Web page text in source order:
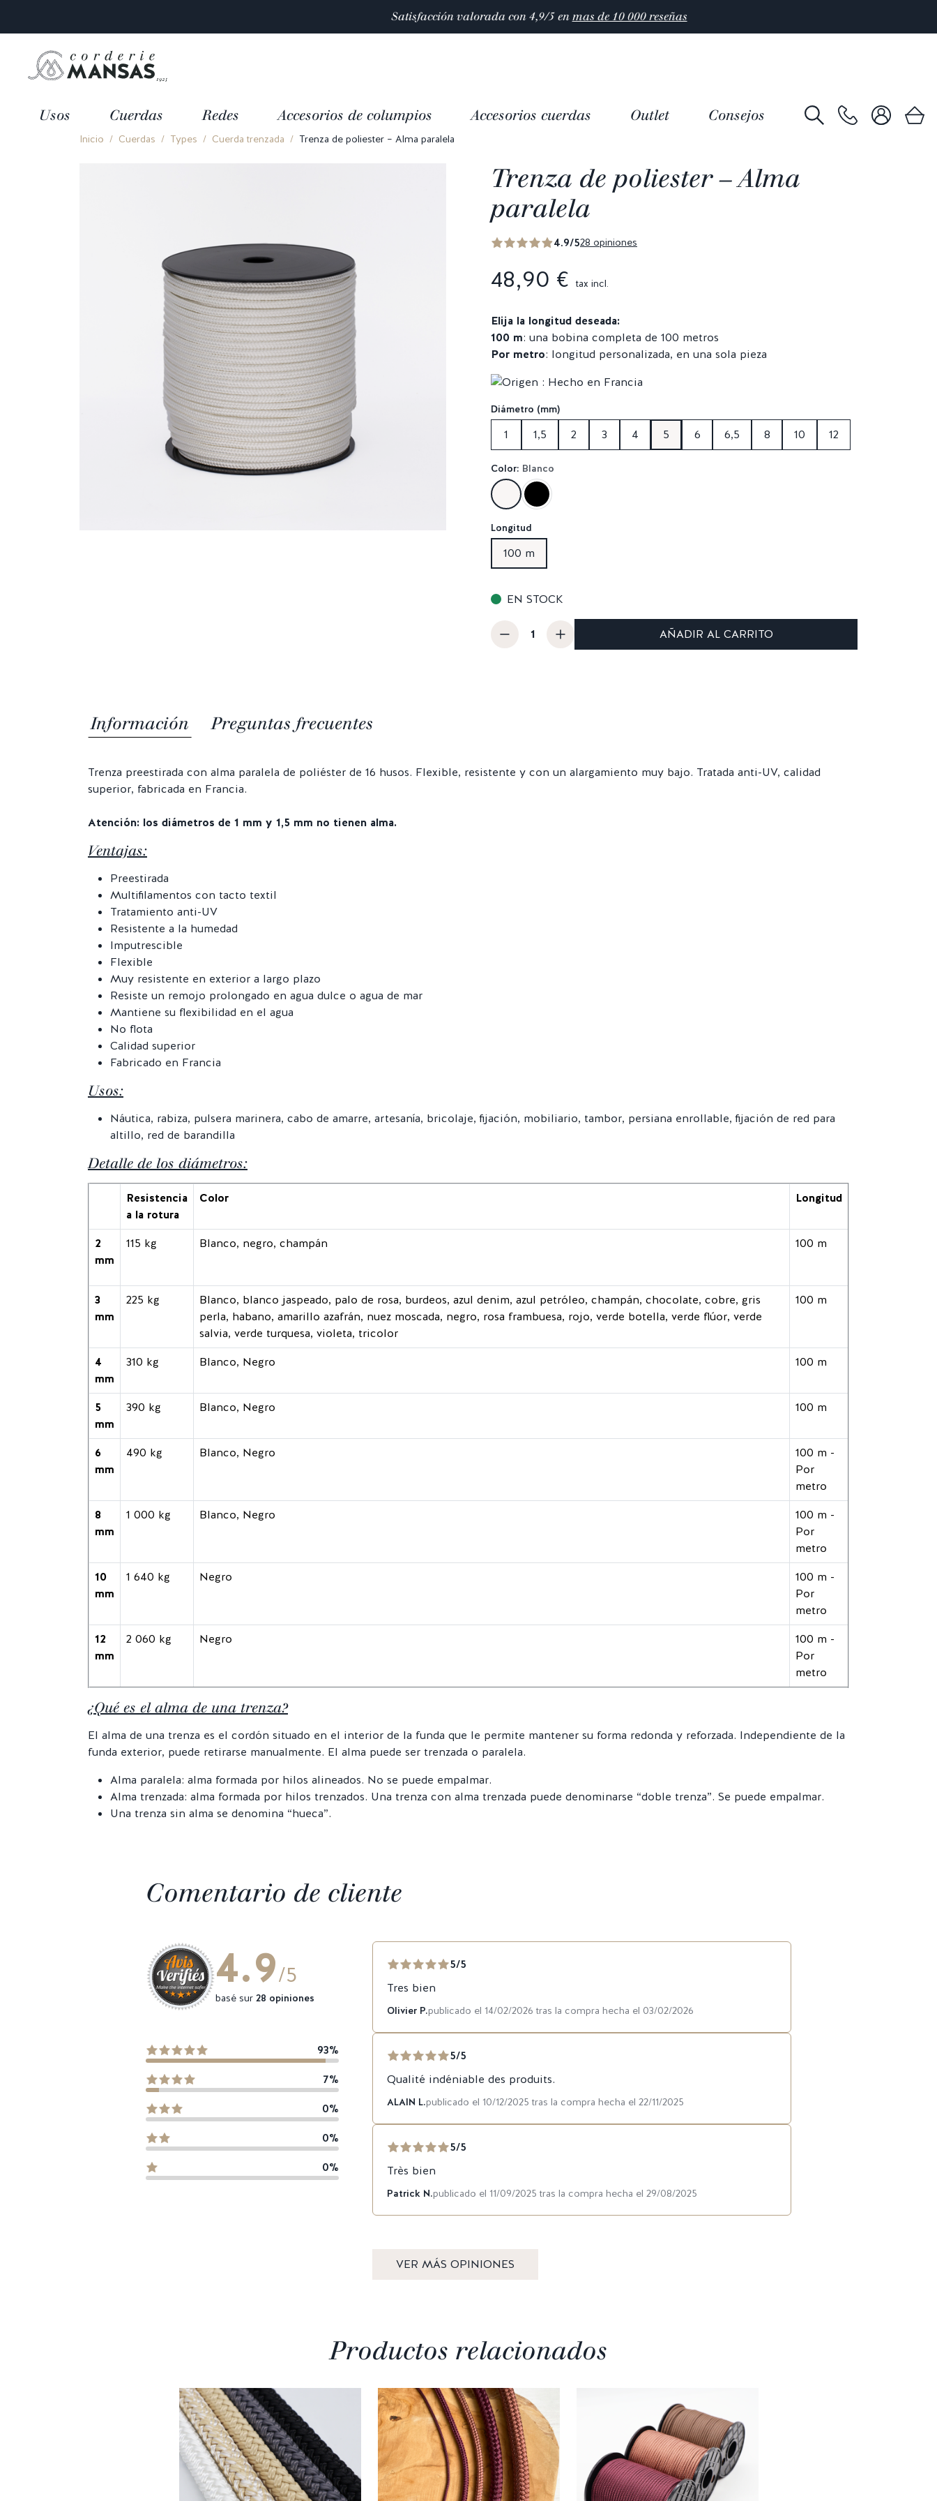
Satisfacción valorada con 4,9/5 enmas de 10 000 reseñas
Usos Cuerdas Redes Accesorios de columpios Accesorios cuerdas Outlet Consejos
Inicio Cuerdas Types Cuerda trenzada Trenza de poliester – Alma paralela
Trenza de poliester – Alma
paralela
4.9/528 opiniones
48,90 € tax incl.
Elija la longitud deseada:
100 m: una bobina completa de 100 metros
Por metro: longitud personalizada, en una sola pieza
Diámetro (mm)
1 1,5 2 3 4 5 6 6,5 8 10 12
Color: Blanco
Longitud
100 m
EN STOCK
AÑADIR AL CARRITO
Información Preguntas frecuentes
Trenza preestirada con alma paralela de poliéster de 16 husos. Flexible, resistente y con un alargamiento muy bajo. Tratada anti-UV, calidad
superior, fabricada en Francia.
Atención: los diámetros de 1 mm y 1,5 mm no tienen alma.
Ventajas:
Preestirada
Multifilamentos con tacto textil
Tratamiento anti-UV
Resistente a la humedad
Imputrescible
Flexible
Muy resistente en exterior a largo plazo
Resiste un remojo prolongado en agua dulce o agua de mar
Mantiene su flexibilidad en el agua
No flota
Calidad superior
Fabricado en Francia
Usos:
Náutica, rabiza, pulsera marinera, cabo de amarre, artesanía, bricolaje, fijación, mobiliario, tambor, persiana enrollable, fijación de red para
altillo, red de barandilla
Detalle de los diámetros:
Resistencia
a la rotura
Color Longitud
2
mm
115 kg Blanco, negro, champán 100 m
3
mm
225 kg
Blanco, blanco jaspeado, palo de rosa, burdeos, azul denim, azul petróleo, champán, chocolate, cobre, gris
perla, habano, amarillo azafrán, nuez moscada, negro, rosa frambuesa, rojo, verde botella, verde flúor, verde
salvia, verde turquesa, violeta, tricolor
100 m
4
mm
310 kg Blanco, Negro 100 m
5
mm
390 kg Blanco, Negro 100 m
6
mm
490 kg Blanco, Negro
100 m -
Por
metro
8
mm
1 000 kg Blanco, Negro
100 m -
Por
metro
10
mm
1 640 kg Negro
100 m -
Por
metro
12
mm
2 060 kg Negro
100 m -
Por
metro
¿Qué es el alma de una trenza?
El alma de una trenza es el cordón situado en el interior de la funda que le permite mantener su forma redonda y reforzada. Independiente de la
funda exterior, puede retirarse manualmente. El alma puede ser trenzada o paralela.
Alma paralela: alma formada por hilos alineados. No se puede empalmar.
Alma trenzada: alma formada por hilos trenzados. Una trenza con alma trenzada puede denominarse “doble trenza”. Se puede empalmar.
Una trenza sin alma se denomina “hueca”.
Comentario de cliente
4.9/5
basé sur 28 opiniones
93%
7%
0%
0%
0%
5/5
Tres bien
Olivier P.publicado el 14/02/2026 tras la compra hecha el 03/02/2026
5/5
Qualité indéniable des produits.
ALAIN L.publicado el 10/12/2025 tras la compra hecha el 22/11/2025
5/5
Très bien
Patrick N.publicado el 11/09/2025 tras la compra hecha el 29/08/2025
VER MÁS OPINIONES
Productos relacionados